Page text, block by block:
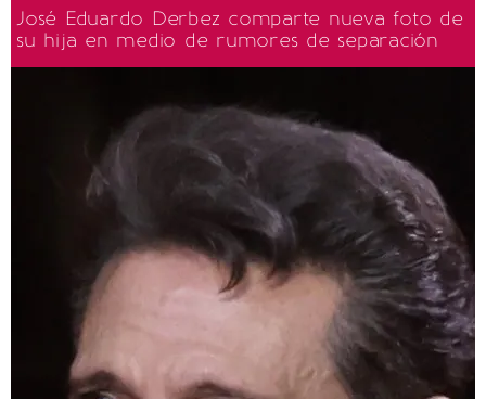
José Eduardo Derbez comparte nueva foto de
su hija en medio de rumores de separación